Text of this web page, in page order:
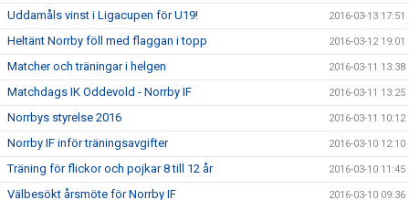
Uddamåls vinst i Ligacupen för U19! 2016-03-13 17:51
Heltänt Norrby föll med flaggan i topp 2016-03-12 19:01
Matcher och träningar i helgen 2016-03-11 13:38
Matchdags IK Oddevold - Norrby IF 2016-03-11 13:25
Norrbys styrelse 2016 2016-03-11 10:12
Norrby IF inför träningsavgifter 2016-03-10 12:10
Träning för flickor och pojkar 8 till 12 år 2016-03-10 11:45
Välbesökt årsmöte för Norrby IF 2016-03-10 09:36